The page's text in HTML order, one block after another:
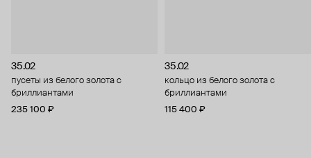
35.02
пусеты из белого золота с
бриллиантами
235 100 ₽
35.02
кольцо из белого золота с
бриллиантами
115 400 ₽